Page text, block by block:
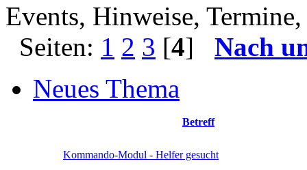
Events, Hinweise, Termine,
Seiten: 1 2 3 [4] Nach
Neues Thema
Betreff
Kommando-Modul - Helfer gesucht